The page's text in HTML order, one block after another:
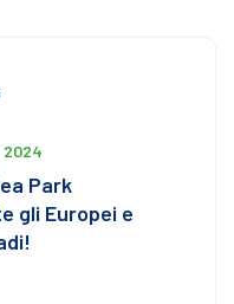
2024
Park
gli Europei e